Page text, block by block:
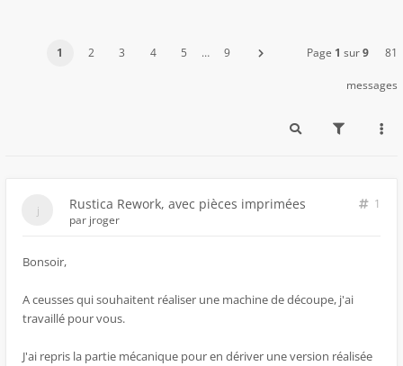
1 2 3 4 5 … 9 Page 1 sur9 81
messages
Rustica Rework, avec pièces imprimées
1
par jroger
Bonsoir,
A ceusses qui souhaitent réaliser une machine de découpe, j'ai
travaillé pour vous.
J'ai repris la partie mécanique pour en dériver une version réalisée